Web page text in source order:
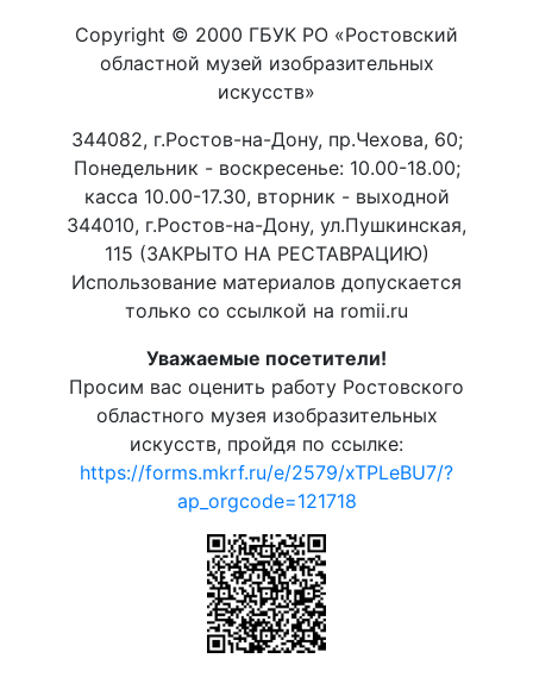
Copyright © 2000 ГБУК РО «Ростовский
областной музей изобразительных
искусств»
344082, г.Ростов-на-Дону, пр.Чехова, 60;
Понедельник - воскресенье: 10.00-18.00;
касса 10.00-17.30, вторник - выходной
344010, г.Ростов-на-Дону, ул.Пушкинская,
115 (ЗАКРЫТО НА РЕСТАВРАЦИЮ)
Использование материалов допускается
только со ссылкой на romii.ru
Уважаемые посетители!
Просим вас оценить работу Ростовского
областного музея изобразительных
искусств, пройдя по ссылке:
https://forms.mkrf.ru/e/2579/xTPLeBU7/?
ap_orgcode=121718